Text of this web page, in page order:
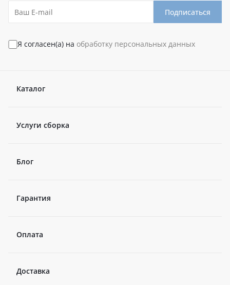
Подписаться
Я согласен(а) на обработку персональных данных
Каталог
Услуги сборка
Блог
Гарантия
Оплата
Доставка